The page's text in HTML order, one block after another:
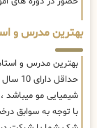
بهترین مدرس و
بهترین مدرس و استاد
شیمیایی مو میباشد ،
با توجه به سوابق